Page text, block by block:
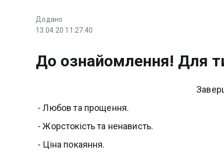
Додано
13.04.20 11:27:40
До ознайомлення! Для
- Любов та прощення.
- Жорстокість та ненависть.
- Ціна покаяння.